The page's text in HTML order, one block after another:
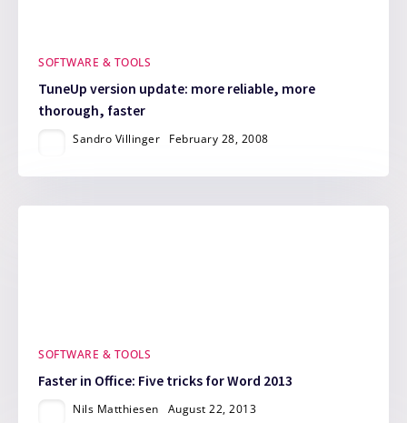
SOFTWARE & TOOLS
TuneUp version update: more reliable, more
thorough, faster
Sandro Villinger February 28, 2008
SOFTWARE & TOOLS
Faster in Office: Five tricks for Word 2013
Nils Matthiesen August 22, 2013